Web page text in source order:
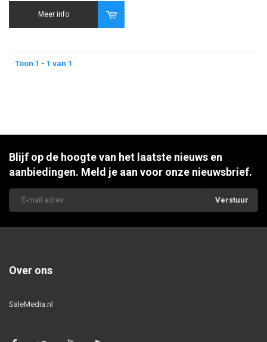
Meer info
Toon 1 - 1 van 1
Blijf op de hoogte van het laatste nieuws en
aanbiedingen. Meld je aan voor onze nieuwsbrief.
Verstuur
Over ons
SaleMedia.nl